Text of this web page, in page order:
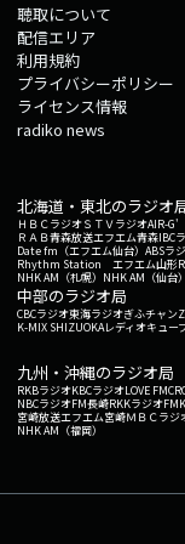
聴取について
配信エリア
利用規約
プライバシーポリシー
ライセンス情報
radiko news
北海道・東北のラジオ
ＨＢＣラジオＳＴＶラジオAIR-G'
ＲＡＢ青森放送エフエム青森IBC
Date fm（エフエム仙台） ABSラ
Rhythm Station エフエム山形
NHK AM（札幌） NHK AM（仙台
中部のラジオ局
CBCラジオ東海ラジオぎふチャン
K-MIX SHIZUOKAレディオキュー
九州・沖縄のラジオ局
RKBラジオKBCラジオLOVE FM
NBCラジオFM長崎RKKラジオ
宮崎放送エフエム宮崎ＭＢＣラジ
NHK AM（福岡）